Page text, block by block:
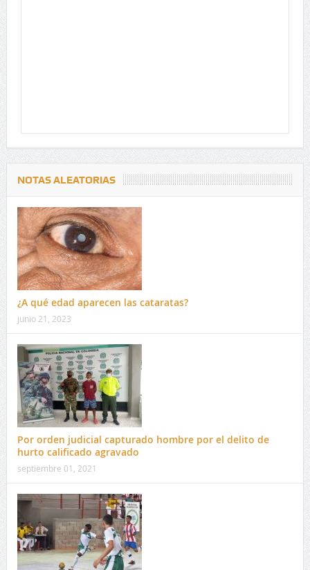
NOTAS ALEATORIAS
¿A qué edad aparecen las cataratas?
junio 21, 2023
Por orden judicial capturado hombre por el delito de
hurto calificado agravado
septiembre 01, 2021